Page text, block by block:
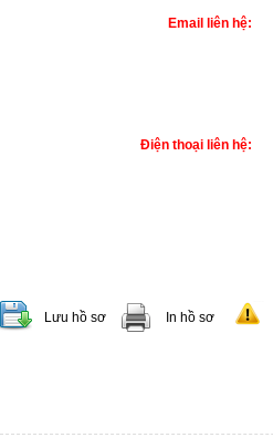
Email liên hệ:
Điện thoại liên hệ:
Lưu hồ sơ In hồ sơ